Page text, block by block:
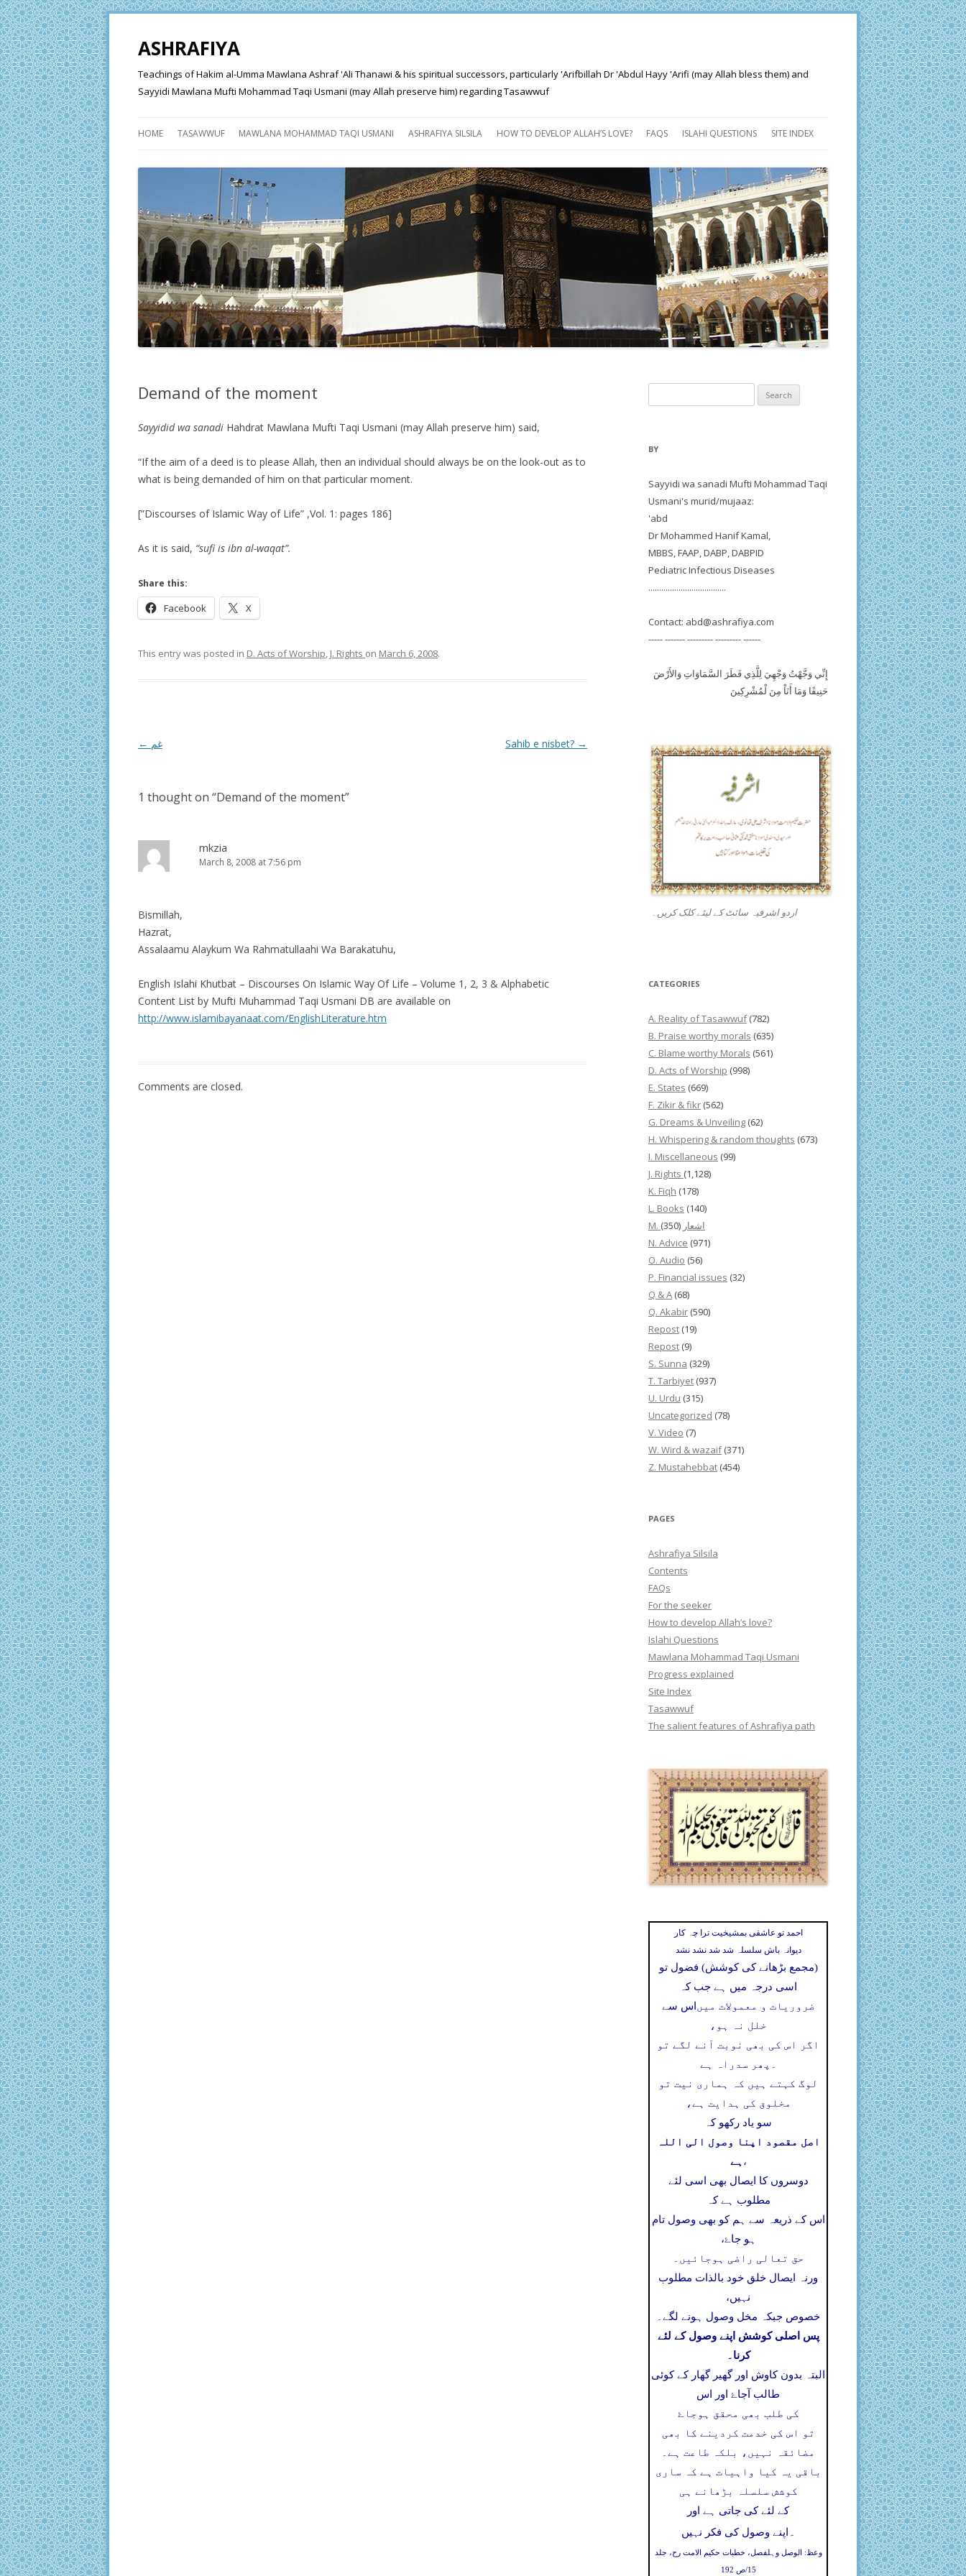
ASHRAFIYA
Teachings of Hakim al-Umma Mawlana Ashraf 'Ali Thanawi & his spiritual successors, particularly 'Arifbillah Dr 'Abdul Hayy 'Arifi (may Allah bless them) and
Sayyidi Mawlana Mufti Mohammad Taqi Usmani (may Allah preserve him) regarding Tasawwuf
HOME TASAWWUF MAWLANA MOHAMMAD TAQI USMANI ASHRAFIYA SILSILA
ASHRAFIYA PATH
FOR THE SEEKER
PROGRESS EXPLAINED
HOW TO DEVELOP ALLAH’S LOVE? FAQS ISLAHI QUESTIONS SITE INDEX
Demand of the moment
Sayyidid wa sanadi Hahdrat Mawlana Mufti Taqi Usmani (may Allah preserve him) said,
“If the aim of a deed is to please Allah, then an individual should always be on the look-out as to
what is being demanded of him on that particular moment.
[”Discourses of Islamic Way of Life” ,Vol. 1: pages 186]
As it is said, “sufi is ibn al-waqat”.
Share this:
Facebook X
This entry was posted in D. Acts of Worship, J. Rights on March 6, 2008.
Post
← غم Sahib e nisbet? →
1 thought on “Demand of the moment”
mkzia
March 8, 2008 at 7:56 pm
Bismillah,
Hazrat,
Assalaamu Alaykum Wa Rahmatullaahi Wa Barakatuhu,
English Islahi Khutbat – Discourses On Islamic Way Of Life – Volume 1, 2, 3 & Alphabetic
Content List by Mufti Muhammad Taqi Usmani DB are available on
http://www.islamibayanaat.com/EnglishLiterature.htm
Comments are closed.
for:
BY
Sayyidi wa sanadi Mufti Mohammad Taqi
Usmani's murid/mujaaz:
'abd
Dr Mohammed Hanif Kamal,
MBBS, FAAP, DABP, DABPID
Pediatric Infectious Diseases
....................................
Contact: abd@ashrafiya.com
----- ------- --------- --------- ------
إِنِّي وَجَّهْتُ وَجْهِيَ لِلَّذِي فَطَرَ السَّمَاوَاتِ وَالأَرْضَ
حَنِيفًا وَمَا أَنَاْ مِنَ لْمُشْرِكِينَ
اردو اشرفیہ سائٹ کے لیئے کلک کریں۔
CATEGORIES
A. Reality of Tasawwuf(782)
B. Praise worthy morals (635)
C. Blame worthy Morals (561)
D. Acts of Worship (998)
E. States (669)
F. Zikir & fikr (562)
G. Dreams & Unveiling (62)
H. Whispering & random thoughts (673)
I. Miscellaneous (99)
J. Rights (1,128)
K. Fiqh (178)
L. Books (140)
M. اشعار (350)
N. Advice (971)
O. Audio (56)
P. Financial issues (32)
Q & A (68)
Q. Akabir (590)
Repost (19)
Repost (9)
S. Sunna (329)
T. Tarbiyet (937)
U. Urdu (315)
Uncategorized (78)
V. Video (7)
W. Wird & wazaif(371)
Z. Mustahebbat (454)
PAGES
Ashrafiya Silsila
Contents
FAQs
For the seeker
How to develop Allah’s love?
Islahi Questions
Mawlana Mohammad Taqi Usmani
Progress explained
Site Index
Tasawwuf
The salient features of Ashrafiya path
احمد تو عاشقی بمشیخیت ترا چہ کار
دیوانہ باش سلسلہ شد شد نشد نشد
(مجمع بڑھانے کی کوشش) فضول تو
اسی درجہ میں ہے جب کہ
اس سے ضروریات و معمولات میں
خلل نہ ہو،
اگر اس کی بھی نوبت آنے لگے تو
پھر سدراہ ہے ۔
لوگ کہتے ہیں کہ ہماری نیت تو
مخلوق کی ہدایت ہے،
سو یاد رکھو کہ
اصل مقصود اپنا وصول الی اللہ
ہے ،
دوسروں کا ایصال بھی اسی لئے
مطلوب ہے کہ
اس کے ذریعہ سے ہم کو بھی وصول تام
ہو جاۓ،
حق تعالی راضی ہوجائیں۔
ورنہ ایصال خلق خود بالذات مطلوب
نہیں،
خصوص جبکہ مخل وصول ہونے لگے۔
پس اصلی کوشش اپنے وصول کے لئے
کرنا۔
البتہ بدون کاوش اور گھیر گھار کے کوئی
طالب آجاۓ اور اس
کی طلب بھی محقق ہوجاۓ
تو اس کی خدمت کردینے کا بھی
مضائقہ نہیں، بلکہ طاعت ہے۔
باقی یہ کیا واہیات ہے کہ ساری
کوشش سلسلہ بڑھانے ہی
کے لئے کی جاتی ہے اور
اپنے وصول کی فکر نہیں ۔
وعظ: الوصل وہلفصل، خطبات حکیم الامت رح، جلد
15/ص 192